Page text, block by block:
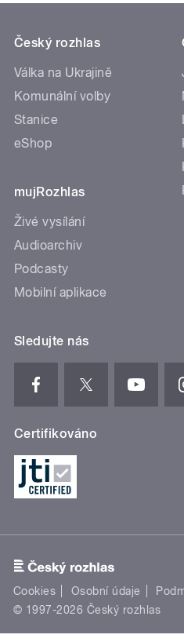
Český rozhlas
Válka na Ukrajině
Komunální volby
Stanice
eShop
mujRozhlas
Živé vysílání
Audioarchiv
Podcasty
Mobilní aplikace
Sledujte nás
Certifikováno
Cookies Osobní údaje
© 1997-2026 Český rozhlas